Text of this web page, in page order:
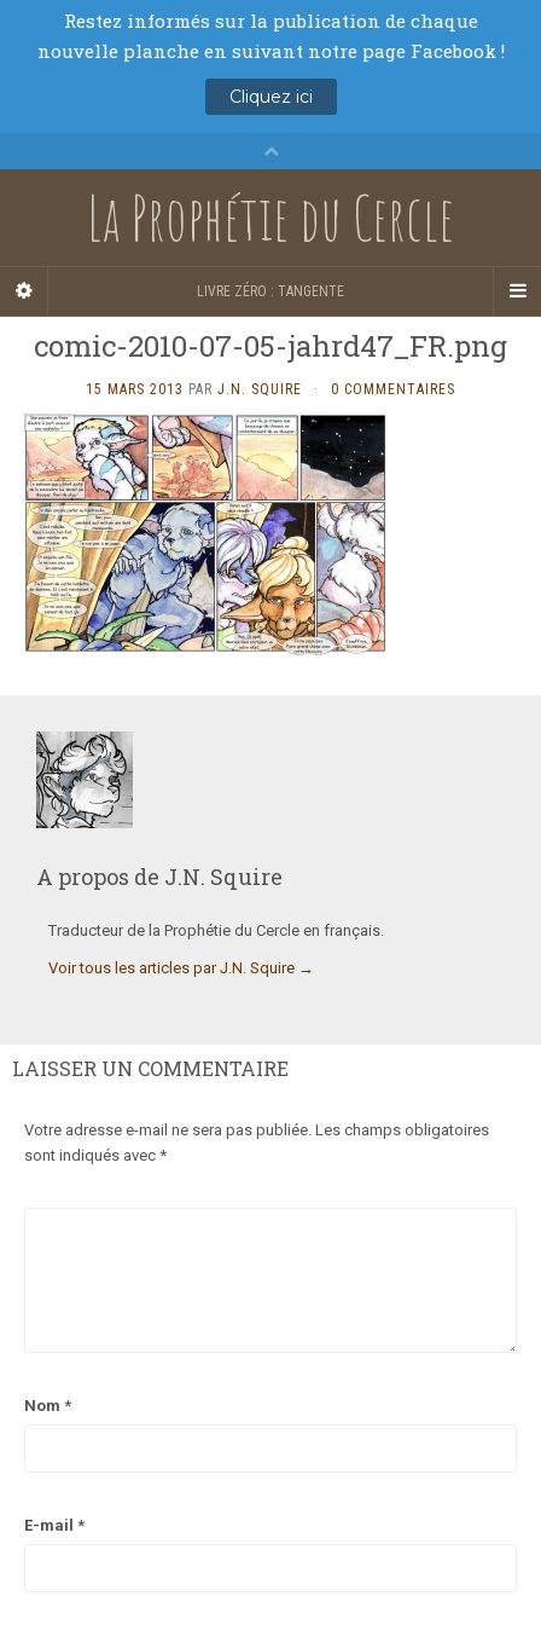
La Prophétie du Cercle
LIVRE ZÉRO : TANGENTE
comic-2010-07-05-jahrd47_FR.png
15 MARS 2013 PAR J.N. SQUIRE · 0 COMMENTAIRES
A propos de J.N. Squire
Traducteur de la Prophétie du Cercle en français.
Voir tous les articles par J.N. Squire →
LAISSER UN COMMENTAIRE
Votre adresse e-mail ne sera pas publiée. Les champs obligatoires
sont indiqués avec *
Nom *
E-mail *